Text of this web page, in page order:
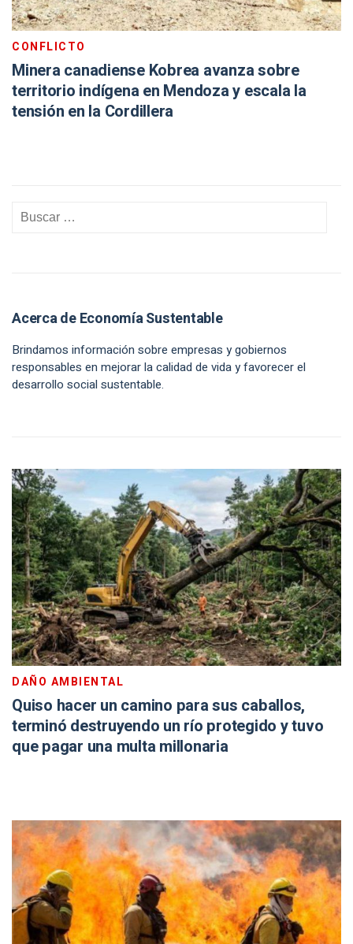
CONFLICTO
Minera canadiense Kobrea avanza sobre
territorio indígena en Mendoza y escala la
tensión en la Cordillera
Acerca de Economía Sustentable
Brindamos información sobre empresas y gobiernos
responsables en mejorar la calidad de vida y favorecer el
desarrollo social sustentable.
DAÑO AMBIENTAL
Quiso hacer un camino para sus caballos,
terminó destruyendo un río protegido y tuvo
que pagar una multa millonaria